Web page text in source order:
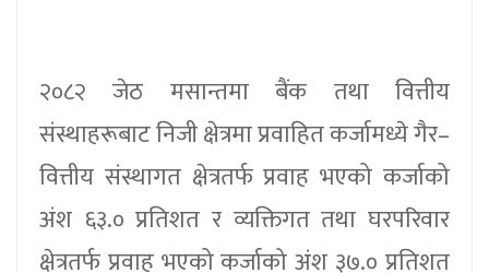
२०८२ जेठ मसान्तमा बैंक तथा वित्तीय
संस्थाहरूबाट निजी क्षेत्रमा प्रवाहित कर्जामध्ये गैर–
वित्तीय संस्थागत क्षेत्रतर्फ प्रवाह भएको कर्जाको
अंश ६३.० प्रतिशत र व्यक्तिगत तथा घरपरिवार
क्षेत्रतर्फ प्रवाह भएको कर्जाको अंश ३७.० प्रतिशत